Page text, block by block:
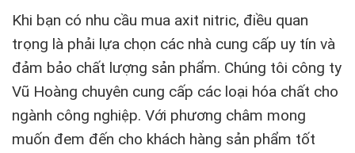
Khi bạn có nhu cầu mua axit nitric, điều quan
trọng là phải lựa chọn các nhà cung cấp uy tín và
đảm bảo chất lượng sản phẩm. Chúng tôi công ty
Vũ Hoàng chuyên cung cấp các loại hóa chất cho
ngành công nghiệp. Với phương châm mong
muốn đem đến cho khách hàng sản phẩm tốt